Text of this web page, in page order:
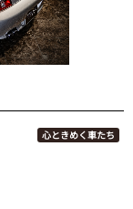
心ときめく車たち